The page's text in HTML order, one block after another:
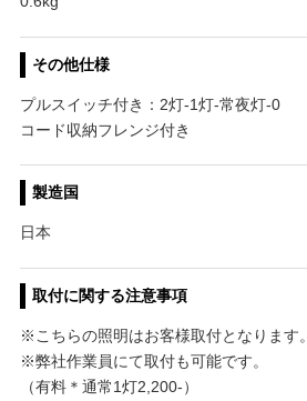
その他仕様
プルスイッチ付き：2灯-1灯-常夜灯-0
コード収納フレンジ付き
製造国
日本
取付に関する注意事項
※こちらの照明はお客様取付となります。
※弊社作業員にて取付も可能です。
（有料＊通常1灯2,200-）